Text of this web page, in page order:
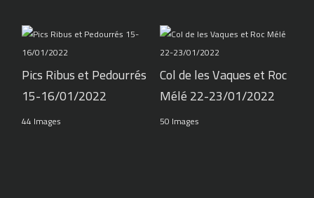
Pics Ribus et Pedourrés
15-16/01/2022
44 Images
Col de les Vaques et Roc
Mélé 22-23/01/2022
50 Images